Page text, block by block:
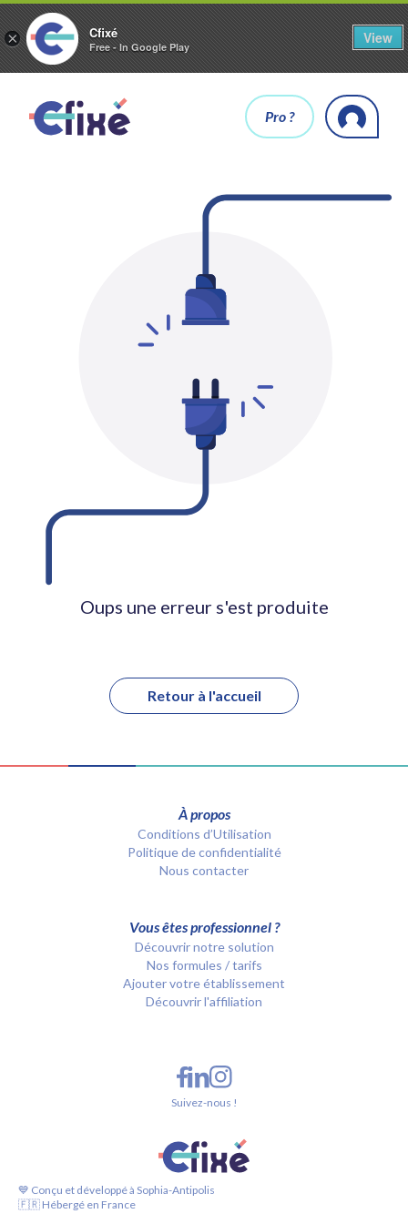
× Cfixé
Free - In Google Play
View
Pro ?
Oups une erreur s'est produite
Retour à l'accueil
À propos
Conditions d’Utilisation
Politique de confidentialité
Nous contacter
Vous êtes professionnel ?
Découvrir notre solution
Nos formules / tarifs
Ajouter votre établissement
Découvrir l'affiliation
💙 Conçu et développé à Sophia-Antipolis
🇫🇷 Hébergé en France
Suivez-nous !